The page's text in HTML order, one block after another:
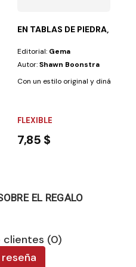
HUMANA
días están llenos de tensión, corridas
EN TABLAS DE PIEDRA, UN
Editorial: Gema
Autor:Shawn Boonstra
Con un estilo original y dinámico,
FLEXIBLE
7,85 $
EL REGALO
clientes (0)